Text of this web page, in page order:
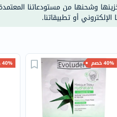
وشحنها من مستودعاتنا
أو تطبيقاتنا.
40% خصم 40% خصم